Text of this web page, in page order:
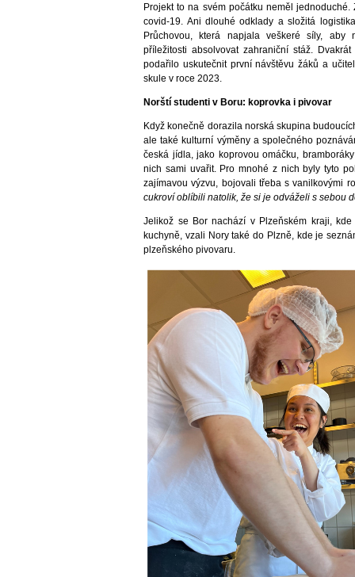
Projekt to na svém počátku neměl
covid-19. Ani dlouhé odklady a složitá
Průchovou, která napjala veškeré síly, aby
příležitosti absolvovat zahraniční stáž.
podařilo uskutečnit první návštěvu žáků a
skule v roce 2023.
Norští studenti v Boru: koprovka i pivovar
Když konečně dorazila norská skupina
ale také kulturní výměny a společného
česká jídla, jako koprovou omáčku,
nich sami uvařit. Pro mnohé z nich byly tyto
zajímavou výzvu, bojovali třeba s vanilkovými
cukroví oblíbili natolik, že si je odváželi s sebou
Jelikož se Bor nachází v Plzeňském kraji,
kuchyně, vzali Nory také do Plzně, kde je
plzeňského pivovaru.